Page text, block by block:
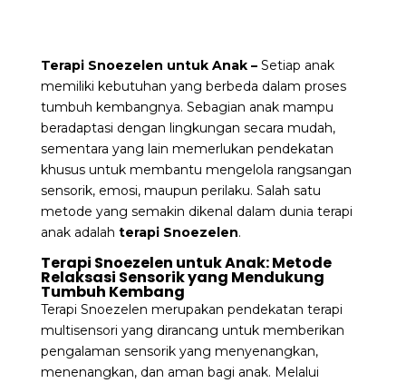
Terapi Snoezelen untuk Anak – Setiap anak
memiliki kebutuhan yang berbeda dalam proses
tumbuh kembangnya. Sebagian anak mampu
beradaptasi dengan lingkungan secara mudah,
sementara yang lain memerlukan pendekatan
khusus untuk membantu mengelola rangsangan
sensorik, emosi, maupun perilaku. Salah satu
metode yang semakin dikenal dalam dunia terapi
anak adalah terapi Snoezelen.
Terapi Snoezelen untuk Anak: Metode
Relaksasi Sensorik yang Mendukung
Tumbuh Kembang
Terapi Snoezelen merupakan pendekatan terapi
multisensori yang dirancang untuk memberikan
pengalaman sensorik yang menyenangkan,
menenangkan, dan aman bagi anak. Melalui